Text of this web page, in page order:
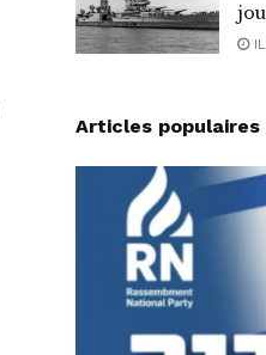
IL
Articles populaires